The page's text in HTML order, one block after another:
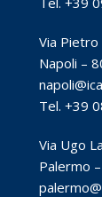
Via Pietro
Napoli –
Tel. +39
Via Ugo
Palermo